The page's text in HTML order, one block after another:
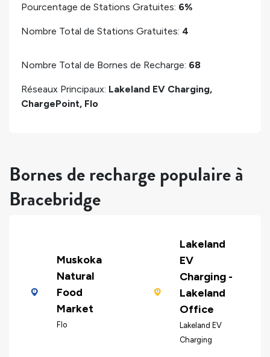
Pourcentage de Stations Gratuites: 6%
Nombre Total de Stations Gratuites: 4
Nombre Total de Bornes de Recharge: 68
Réseaux Principaux: Lakeland EV Charging,
ChargePoint, Flo
Bornes de recharge populaire à
Bracebridge
Muskoka
Natural
Food
Market
Flo
Lakeland
EV
Charging -
Lakeland
Office
Lakeland EV
Charging